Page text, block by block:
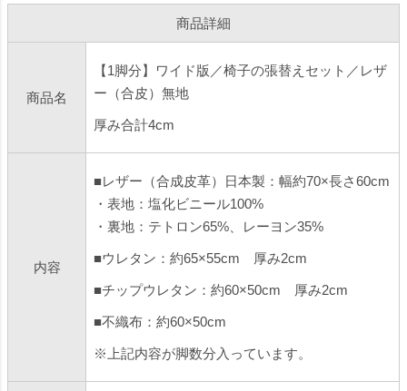
商品詳細
商品名
【1脚分】ワイド版／椅子の張替えセット／レザ
ー（合皮）無地
厚み合計4cm
内容
■レザー（合成皮革）日本製：幅約70×長さ60cm
・表地：塩化ビニール100%
・裏地：テトロン65%、レーヨン35%
■ウレタン：約65×55cm 厚み2cm
■チップウレタン：約60×50cm 厚み2cm
■不織布：約60×50cm
※上記内容が脚数分入っています。